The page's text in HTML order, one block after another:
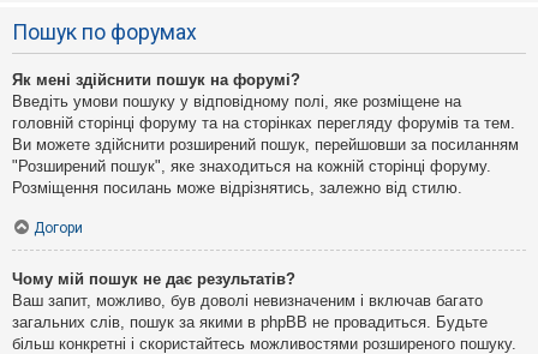
Пошук по форумах
Як мені здійснити пошук на форумі?
Введіть умови пошуку у відповідному полі, яке розміщене на
головній сторінці форуму та на сторінках перегляду форумів та тем.
Ви можете здійснити розширений пошук, перейшовши за посиланням
"Розширений пошук", яке знаходиться на кожній сторінці форуму.
Розміщення посилань може відрізнятись, залежно від стилю.
Догори
Чому мій пошук не дає результатів?
Ваш запит, можливо, був доволі невизначеним і включав багато
загальних слів, пошук за якими в phpBB не провадиться. Будьте
більш конкретні і скористайтесь можливостями розширеного пошуку.